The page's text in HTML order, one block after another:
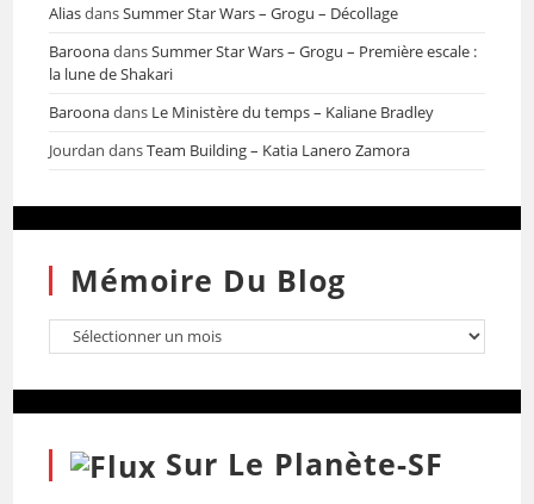
AliasdansSummer Star Wars – Grogu – Décollage
BaroonadansSummer Star Wars – Grogu – Première escale :
la lune de Shakari
Baroonadans Le Ministère du temps – Kaliane Bradley
Jourdan dansTeam Building – Katia Lanero Zamora
Mémoire Du Blog
Sur Le Planète-SF